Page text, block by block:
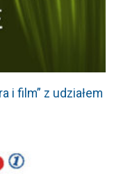
i film” z udziałem